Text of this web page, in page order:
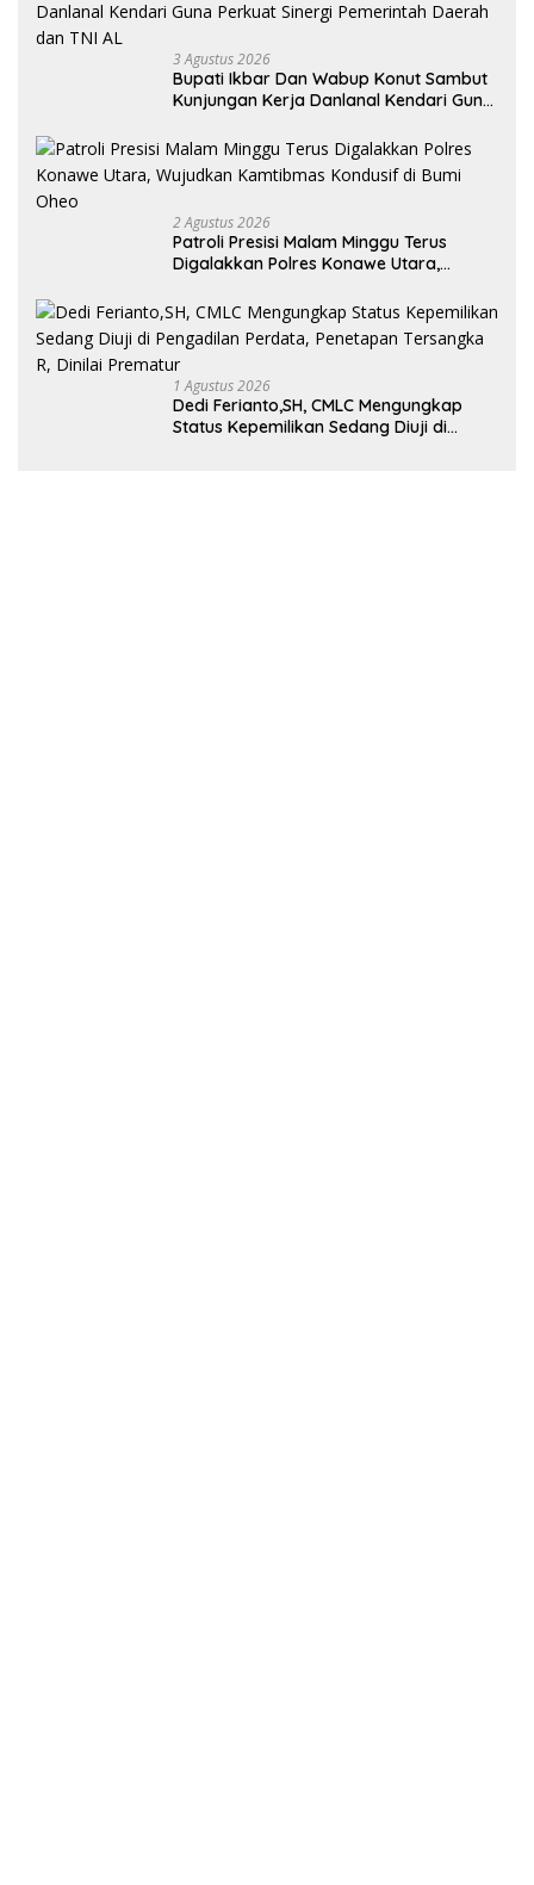
3 Agustus 2026
Bupati Ikbar Dan Wabup Konut Sambut
Kunjungan Kerja Danlanal Kendari Guna
TNI AL
2 Agustus 2026
Patroli Presisi Malam Minggu Terus
Digalakkan Polres Konawe Utara,
Oheo
1 Agustus 2026
Dedi Ferianto,SH, CMLC Mengungkap
Status Kepemilikan Sedang Diuji di